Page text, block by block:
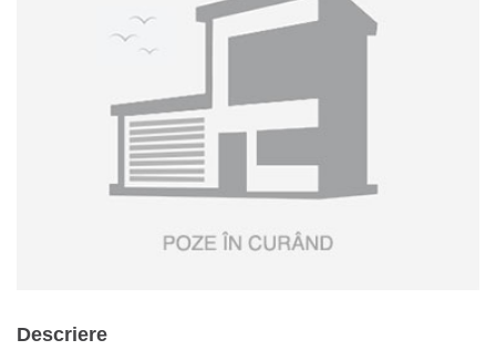
Descriere